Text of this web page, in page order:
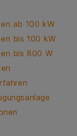
ab 100 kW
bis 100 kW
bis 800 W